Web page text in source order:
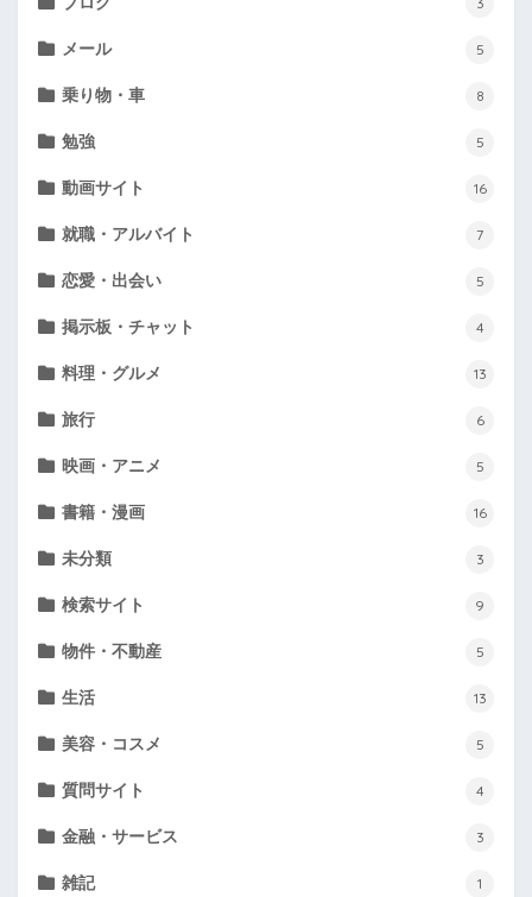
メール 5
乗り物・車 8
勉強 5
動画サイト 16
就職・アルバイト 7
恋愛・出会い 5
掲示板・チャット 4
料理・グルメ 13
旅行 6
映画・アニメ 5
書籍・漫画 16
未分類 3
検索サイト 9
物件・不動産 5
生活 13
美容・コスメ 5
質問サイト 4
金融・サービス 3
雑記 1